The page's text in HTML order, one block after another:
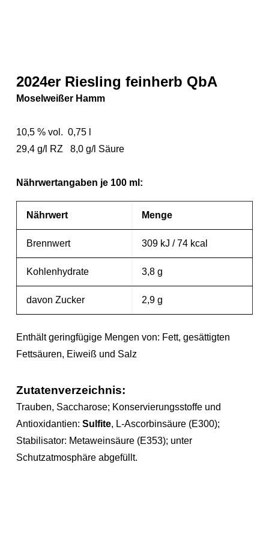
2024er Riesling feinherb QbA
Moselweißer Hamm
10,5 % vol. 0,75 l
29,4 g/l RZ 8,0 g/l Säure
Nährwertangaben je 100 ml:
Nährwert Menge
Brennwert 309 kJ / 74 kcal
Kohlenhydrate 3,8 g
davon Zucker 2,9 g
Enthält geringfügige Mengen von: Fett, gesättigten
Fettsäuren, Eiweiß und Salz
Zutatenverzeichnis:
Trauben, Saccharose; Konservierungsstoffe und
Antioxidantien: Sulfite, L-Ascorbinsäure (E300);
Stabilisator: Metaweinsäure (E353); unter
Schutzatmosphäre abgefüllt.